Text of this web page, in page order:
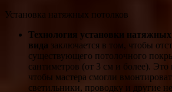
Установка натяжных потолков
Технология установки
вида заключается в том, чтобы
существующего потолочного
сантиметров (от 3 см и более).
чтобы мастера смогли
светильники, проводку и другие